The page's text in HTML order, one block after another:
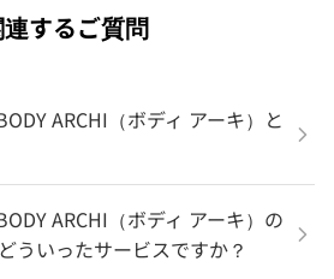
するご質問
ARCHI（ボディ アーキ）と
ARCHI（ボディ アーキ）の
ういったサービスですか？